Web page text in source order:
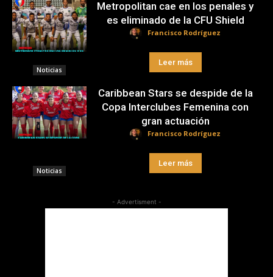
Noticias
Metropolitan cae en los penales y
es eliminado de la CFU Shield
Francisco Rodríguez
Leer más
Noticias
Caribbean Stars se despide de la
Copa Interclubes Femenina con
gran actuación
Francisco Rodríguez
Leer más
- Advertisment -